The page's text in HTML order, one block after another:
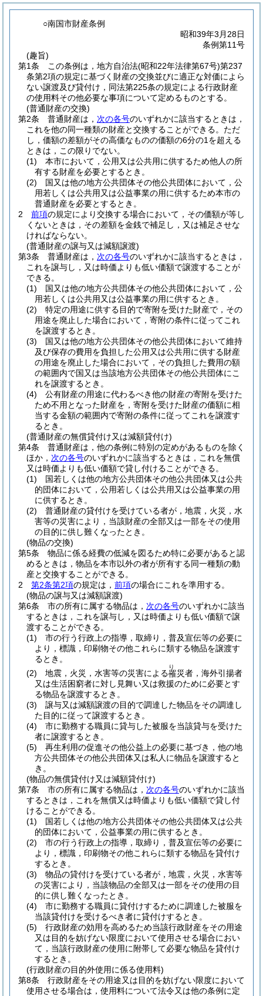
○南国市財産条例
昭和39年3月28日
条例第11号
(趣旨)
第1条
この条例は，地方自治法(昭和22年法律第67号)第237
条第2項の規定に基づく財産の交換並びに適正な対価によら
ない譲渡及び貸付け，同法第225条の規定による行政財産
の使用料その他必要な事項について定めるものとする。
(普通財産の交換)
第2条
普通財産は， 次の各号のいずれかに該当するときは，
これを他の同一種類の財産と交換することができる。 ただ
し，価額の差額がその高価なものの価額の6分の1を超える
ときは，この限りでない。
(1)
本市において，公用又は公共用に供するため他人の所
有する財産を必要とするとき。
(2)
国又は他の地方公共団体その他公共団体において，公
用若しくは公共用又は公益事業の用に供するため本市の
普通財産を必要とするとき。
2
前項の規定により交換する場合において，その価額が等し
くないときは，その差額を金銭で補足し，又は補足させな
ければならない。
(普通財産の譲与又は減額譲渡)
第3条
普通財産は， 次の各号のいずれかに該当するときは，
これを譲与し，又は時価よりも低い価額で譲渡することが
できる。
(1)
国又は他の地方公共団体その他公共団体において，公
用若しくは公共用又は公益事業の用に供するとき。
(2)
特定の用途に供する目的で寄附を受けた財産で，その
用途を廃止した場合において，寄附の条件に従ってこれ
を譲渡するとき。
(3)
国又は他の地方公共団体その他公共団体において維持
及び保存の費用を負担した公用又は公共用に供する財産
の用途を廃止した場合において，その負担した費用の額
の範囲内で国又は当該地方公共団体その他公共団体にこ
れを譲渡するとき。
(4)
公有財産の用途に代わるべき他の財産の寄附を受けた
ため不用となった財産を，寄附を受けた財産の価額に相
当する金額の範囲内で寄附の条件に従ってこれを譲渡す
るとき。
(普通財産の無償貸付け又は減額貸付け)
第4条
普通財産は，他の条例に特別の定めがあるものを除く
ほか， 次の各号のいずれかに該当するときは，これを無償
又は時価よりも低い価額で貸し付けることができる。
(1)
国若しくは他の地方公共団体その他公共団体又は公共
的団体において，公用若しくは公共用又は公益事業の用
に供するとき。
(2)
普通財産の貸付けを受けている者が，地震，火災，水
害等の災害により，当該財産の全部又は一部をその使用
の目的に供し難くなったとき。
(物品の交換)
第5条
物品に係る経費の低減を図るため特に必要があると認
めるときは，物品を本市以外の者が所有する同一種類の動
産と交換することができる。
2
第2条第2項の規定は， 前項の場合にこれを準用する。
(物品の譲与又は減額譲渡)
第6条
市の所有に属する物品は， 次の各号のいずれかに該当
するときは，これを譲与し，又は時価よりも低い価額で譲
渡することができる。
(1)
市の行う行政上の指導，取締り，普及宣伝等の必要に
より，標識，印刷物その他これらに類する物品を譲渡す
るとき。
(2)
地震，火災，水害等の災害による罹
り
災者，海外引揚者
又は生活困窮者に対し見舞い又は救援のために必要とす
る物品を譲渡するとき。
(3)
譲与又は減額譲渡の目的で調達した物品をその調達し
た目的に従って譲渡するとき。
(4)
市に勤務する職員に貸与した被服を当該貸与を受けた
者に譲渡するとき。
(5)
再生利用の促進その他公益上の必要に基づき，他の地
方公共団体その他公共団体又は私人に物品を譲渡すると
き。
(物品の無償貸付け又は減額貸付け)
第7条
市の所有に属する物品は， 次の各号のいずれかに該当
するときは，これを無償又は時価よりも低い価額で貸し付
けることができる。
(1)
国若しくは他の地方公共団体その他公共団体又は公共
的団体において，公益事業の用に供するとき。
(2)
市の行う行政上の指導，取締り，普及宣伝等の必要に
より，標識，印刷物その他これらに類する物品を貸付け
するとき。
(3)
物品の貸付けを受けている者が，地震，火災，水害等
の災害により，当該物品の全部又は一部をその使用の目
的に供し難くなったとき。
(4)
市に勤務する職員に貸付けするために調達した被服を
当該貸付けを受けるべき者に貸付けするとき。
(5)
行政財産の効用を高めるため当該行政財産をその用途
又は目的を妨げない限度において使用させる場合におい
て，当該行政財産の使用に附帯して必要な物品を貸付け
するとき。
(行政財産の目的外使用に係る使用料)
第8条
行政財産をその用途又は目的を妨げない限度において
使用させる場合は，使用料について法令又は他の条例に定